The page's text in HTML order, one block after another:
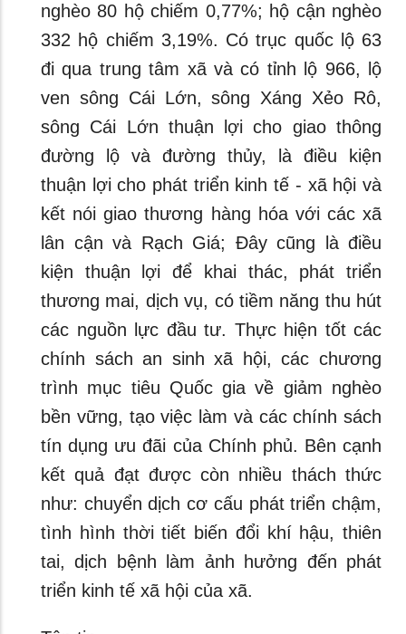
nghèo 80 hộ chiếm 0,77%; hộ cận nghèo
332 hộ chiếm 3,19%. Có trục quốc lộ 63
đi qua trung tâm xã và có tỉnh lộ 966, lộ
ven sông Cái Lớn, sông Xáng Xẻo Rô,
sông Cái Lớn thuận lợi cho giao thông
đường lộ và đường thủy, là điều kiện
thuận lợi cho phát triển kinh tế - xã hội và
kết nói giao thương hàng hóa với các xã
lân cận và Rạch Giá; Đây cũng là điều
kiện thuận lợi để khai thác, phát triển
thương mai, dịch vụ, có tiềm năng thu hút
các nguồn lực đầu tư. Thực hiện tốt các
chính sách an sinh xã hội, các chương
trình mục tiêu Quốc gia về giảm nghèo
bền vững, tạo việc làm và các chính sách
tín dụng ưu đãi của Chính phủ. Bên cạnh
kết quả đạt được còn nhiều thách thức
như: chuyển dịch cơ cấu phát triển chậm,
tình hình thời tiết biến đổi khí hậu, thiên
tai, dịch bệnh làm ảnh hưởng đến phát
triển kinh tế xã hội của xã.